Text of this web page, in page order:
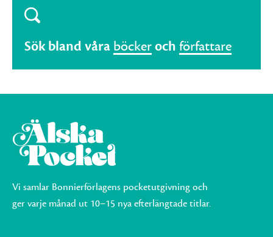
Sök bland våra böckeroch författare
Vi samlar Bonnierförlagens pocketutgivning och
ger varje månad ut 10–15 nya efterlängtade titlar.